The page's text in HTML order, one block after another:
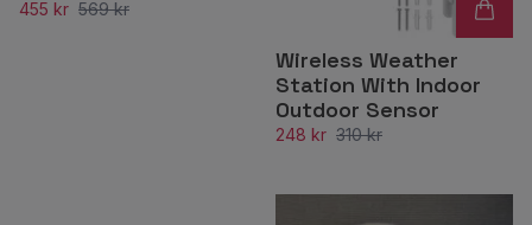
455 kr 569 kr
Wireless Weather
Station With Indoor
Outdoor Sensor
248 kr 310 kr